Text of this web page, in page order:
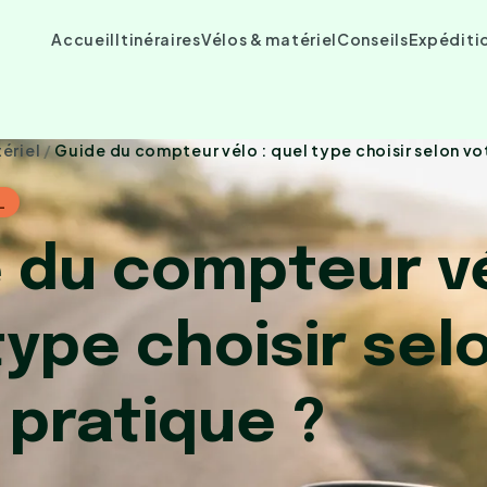
AccueilItinérairesVélos & matérielConseils
/Guide du compteur vélo : quel type choisir selon
du compteur
choisir
?